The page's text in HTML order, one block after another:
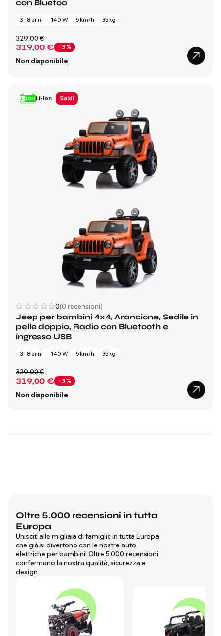
con Bluetoo
3 - 8 anni 140 W 5 km/h 35 kg
319,00 € - 3 %
329,00 €
Non disponibile
Li-Ion Saldi
0(0 recensioni)
Jeep per bambini 4x4, Arancione, Sedile in
pelle doppio, Radio con Bluetooth e
ingresso USB
3 - 8 anni 140 W 5 km/h 35 kg
319,00 € - 3 %
329,00 €
Non disponibile
Oltre 5.000 recensioni in tutta
Europa
Unisciti alle migliaia di famiglie in tutta Europa
che già si divertono con le nostre auto
elettriche per bambini! Oltre 5.000 recensioni
confermano la nostra qualità, sicurezza e
design.